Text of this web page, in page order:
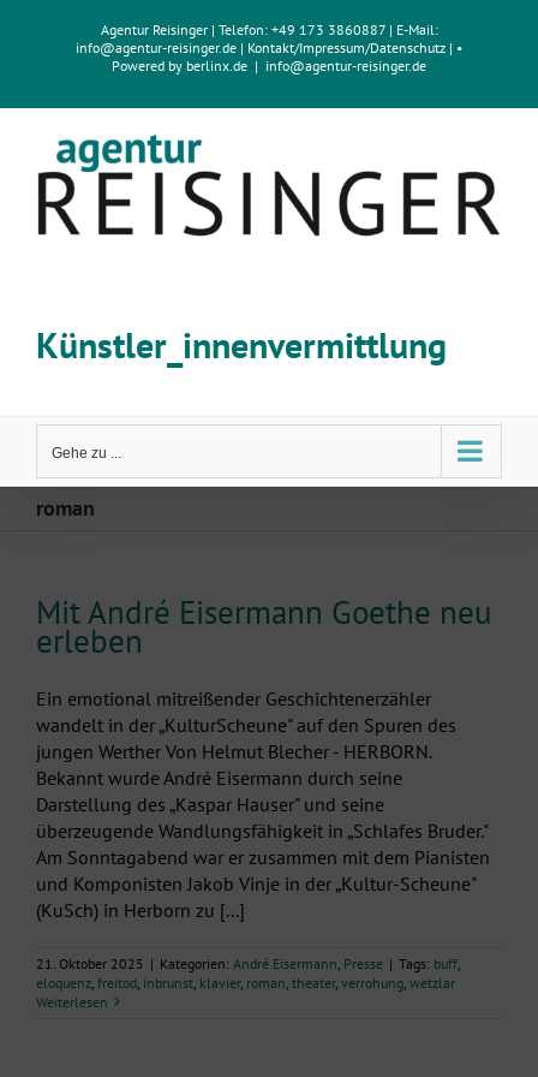
Agentur Reisinger| Telefon: +49 173 3860887 | E-Mail:
info@agentur-reisinger.de | Kontakt/Impressum/Datenschutz | •
Powered by berlinx.de | info@agentur-reisinger.de
Künstler_innenvermittlung
Gehe zu ...
roman
Mit André Eisermann Goethe neu
erleben
Ein emotional mitreißender Geschichtenerzähler
wandelt in der „KulturScheune" auf den Spuren des
jungen Werther Von Helmut Blecher - HERBORN.
Bekannt wurde André Eisermann durch seine
Darstellung des „Kaspar Hauser" und seine
überzeugende Wandlungsfähigkeit in „Schlafes Bruder."
Am Sonntagabend war er zusammen mit dem Pianisten
und Komponisten Jakob Vinje in der „Kultur-Scheune"
(KuSch) in Herborn zu [...]
21. Oktober 2025 | Kategorien: André Eisermann Presse | Tags: buff
eloquenz freitod inbrunst klavier, roman theater, verrohung wetzlar
Weiterlesen